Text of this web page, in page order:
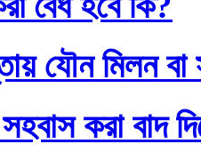
যৌন মিলন
সহবাস করা বাদ